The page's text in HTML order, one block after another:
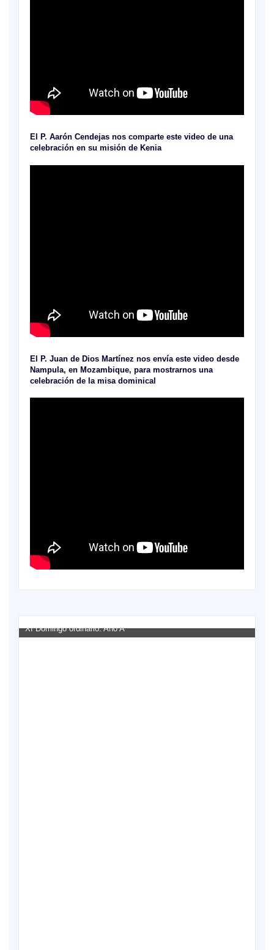
El P. Aarón Cendejas nos comparte este video de una
celebración en su misión de Kenia
El P. Juan de Dios Martínez nos envía este video desde
Nampula, en Mozambique, para mostrarnos una
celebración de la misa dominical
XI Domingo ordinario. Año A